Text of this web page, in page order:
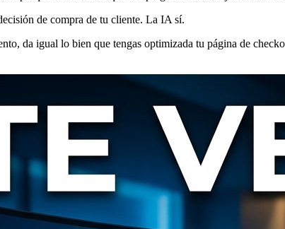
de compra de tu cliente. La IA sí.
da igual lo bien que tengas optimizada tu página de